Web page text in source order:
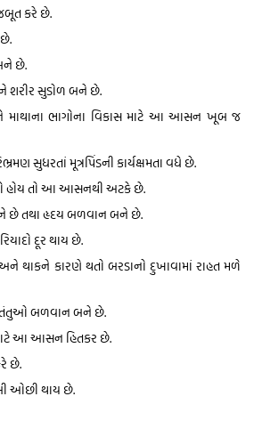
કરે છે.
છે.
શરીર સુડોળ બને છે.
માથાના ભાગોના વિકાસ માટે આ આસન ખૂબ જ
સુધરતાં મૂત્રપિંડની કાર્યક્ષમતા વધે છે.
હોય તો આ આસનથી અટકે છે.
છે તથા હૃદય બળવાન બને છે.
દૂર થાય છે.
કારણે થતો બરડાનો દુખાવામાં રાહત મળે
બળવાન બને છે.
માટે આ આસન હિતકર છે.
છે.
ઓછી થાય છે.